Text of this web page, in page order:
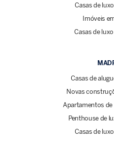
Casas de
Imóveis
Casas de
Casas de
Novas
Apartamentos de
Penthouse de
Casas de